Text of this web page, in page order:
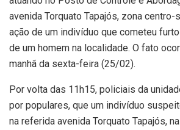
avenida Torquato Tapajós, zona centro-
ação de um indivíduo que cometeu
de um homem na localidade. O fato
manhã da sexta-feira (25/02).
Por volta das 11h15, policiais da
por populares, que um indivíduo
na referida avenida Torquato Tapajós,